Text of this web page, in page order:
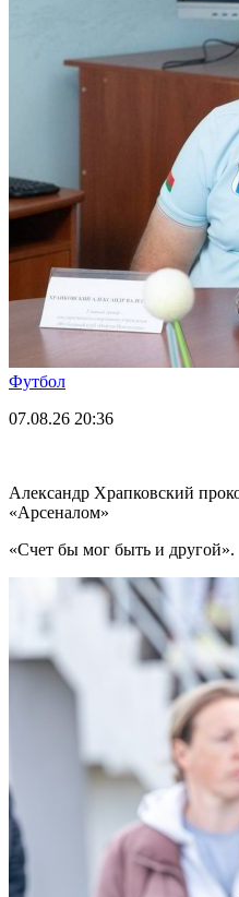
Футбол
07.08.26 20:36
Александр Храпковский
«Арсеналом»
«Счет бы мог быть и другой».